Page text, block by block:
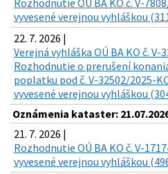
Rozhodnutie OÚ BA KO č. V-
vyvesené verejnou vyhláškou
22. 7. 2026 |
Verejná vyhláška OÚ BA KO č. V-
Rozhodnutie o prerušení
poplatku pod č. V-32502/2025-
vyvesené verejnou vyhláškou
Oznámenia kataster:
21. 7. 2026 |
Rozhodnutie OÚ BA KO č. V-
vyvesené verejnou vyhláškou